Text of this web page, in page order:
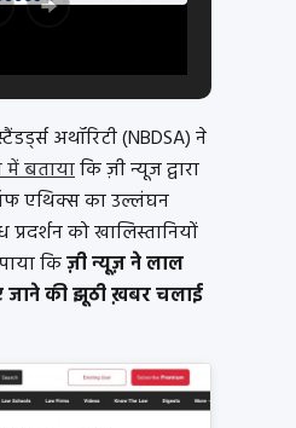
अथॉरिटी (NBDSA) ने
बतायाकि ज़ी न्यूज द्वारा
एथिक्स का उल्लंघन
को खालिस्तानियों
किज़ी न्यूज़ ने लाल
जाने की झूठी ख़बर चलाई